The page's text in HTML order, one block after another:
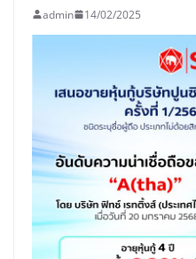
admin 14/02/2025